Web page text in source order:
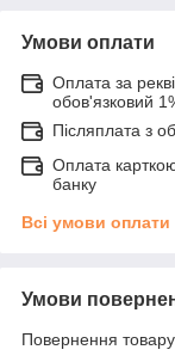
Умови оплати
Оплата за
обов'язковий
Післяплата з
Оплата
банку
Всі умови оплати
Умови
Повернення